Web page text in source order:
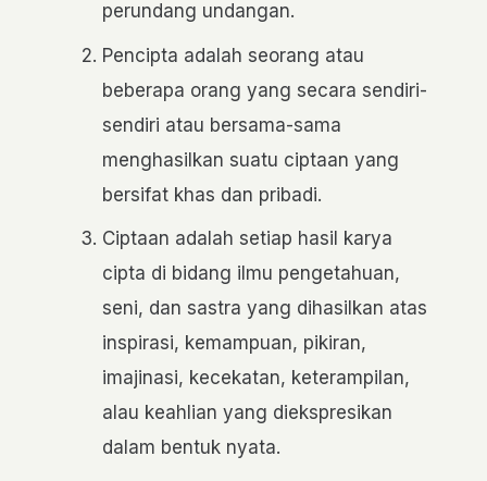
perundang undangan.
Pencipta adalah seorang atau
beberapa orang yang secara sendiri-
sendiri atau bersama-sama
menghasilkan suatu ciptaan yang
bersifat khas dan pribadi.
Ciptaan adalah setiap hasil karya
cipta di bidang ilmu pengetahuan,
seni, dan sastra yang dihasilkan atas
inspirasi, kemampuan, pikiran,
imajinasi, kecekatan, keterampilan,
alau keahlian yang diekspresikan
dalam bentuk nyata.